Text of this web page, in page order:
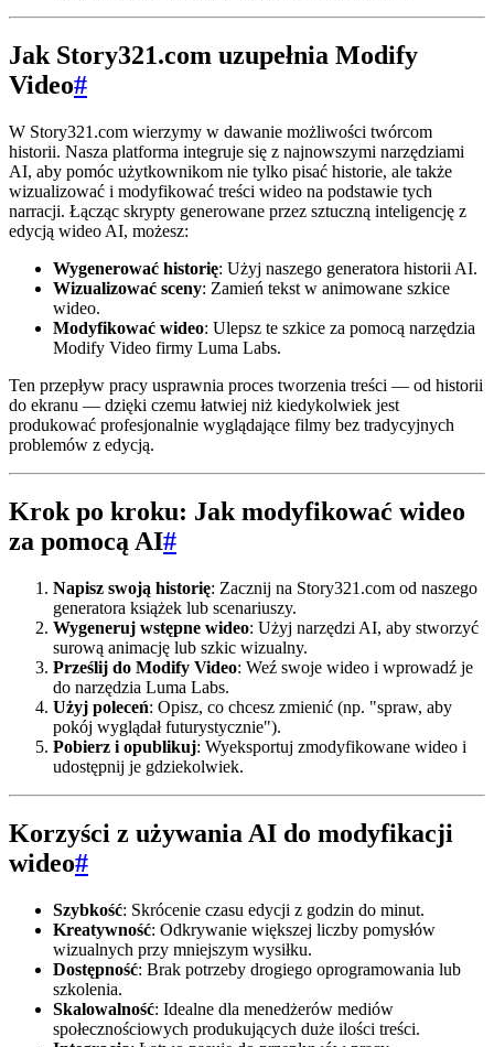
Jak Story321.com uzupełnia Modify
Video#
W Story321.com wierzymy w dawanie możliwości twórcom
historii. Nasza platforma integruje się z najnowszymi narzędziami
AI, aby pomóc użytkownikom nie tylko pisać historie, ale także
wizualizować i modyfikować treści wideo na podstawie tych
narracji. Łącząc skrypty generowane przez sztuczną inteligencję z
edycją wideo AI, możesz:
Wygenerować historię: Użyj naszego generatora historii AI.
Wizualizować sceny: Zamień tekst w animowane szkice
wideo.
Modyfikować wideo: Ulepsz te szkice za pomocą narzędzia
Modify Video firmy Luma Labs.
Ten przepływ pracy usprawnia proces tworzenia treści — od historii
do ekranu — dzięki czemu łatwiej niż kiedykolwiek jest
produkować profesjonalnie wyglądające filmy bez tradycyjnych
problemów z edycją.
Krok po kroku: Jak modyfikować wideo
za pomocą AI#
Napisz swoją historię: Zacznij na Story321.com od naszego
generatora książek lub scenariuszy.
Wygeneruj wstępne wideo: Użyj narzędzi AI, aby stworzyć
surową animację lub szkic wizualny.
Prześlij do Modify Video: Weź swoje wideo i wprowadź je
do narzędzia Luma Labs.
Użyj poleceń: Opisz, co chcesz zmienić (np. "spraw, aby
pokój wyglądał futurystycznie").
Pobierz i opublikuj: Wyeksportuj zmodyfikowane wideo i
udostępnij je gdziekolwiek.
Korzyści z używania AI do modyfikacji
wideo#
Szybkość: Skrócenie czasu edycji z godzin do minut.
Kreatywność: Odkrywanie większej liczby pomysłów
wizualnych przy mniejszym wysiłku.
Dostępność: Brak potrzeby drogiego oprogramowania lub
szkolenia.
Skalowalność: Idealne dla menedżerów mediów
społecznościowych produkujących duże ilości treści.